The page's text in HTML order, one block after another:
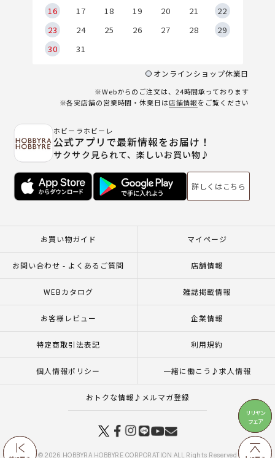
リリヤン
フェア
リリヤン
フェア
16
17 18 19 20 21
22
23
24 25 26 27 28
29
30
31
オンラインショップ休業日
※Webからのご注文は、24時間承っております
※各実店舗の営業時間・休業日は店舗情報をご覧ください
ホビーラホビーレ
公式アプリで最新情報をお届け！
サクサク見られて、楽しいお買い物♪
詳しくはこちら
お買い物ガイド マイページ
お問い合わせ - よくあるご質問 店舗情報
WEBカタログ 雑誌掲載情報
お客様レビュー 企業情報
特定商取引法表記 利用規約
個人情報ポリシー 一緒に働こう♪求人情報
おトクな情報♪メルマガ登録
© 2026 HOBBYRA HOBBYRE CORPORATION ALL Rights Reserved